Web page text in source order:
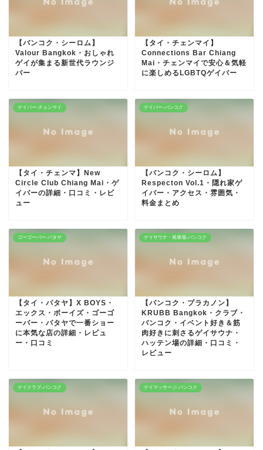
【バンコク・シーロム】
Valour Bangkok・おしゃれ
ゲイが集まる新世代ラウンジ
バー
【タイ・チェンマイ】
Connections Bar Chiang
Mai・チェンマイで安心＆気軽
に楽しめるLGBTQゲイバー
ゲイバー-チェンマイ
【タイ・チェンマ】New
Circle Club Chiang Mai・ゲ
イバーの詳細・口コミ・レビ
ュー
ゲイバー-バンコク
【バンコク・シーロム】
Respecton Vol.1・隠れ家ゲ
イバー・アクセス・雰囲気・
料金まとめ
ゴーゴーバー-パタヤ
【タイ・パタヤ】X BOYS・
エックス・ボーイズ・ゴーゴ
ーバー・パタヤで一番ショー
に本気な店の詳細・レビュ
ー・口コミ
ゲイサウナ・発展場-バンコク
【バンコク・プラカノン】
KRUBB Bangkok・クラブ・
バンコク・イベント好き＆筋
肉好きに刺さるゲイサウナ・
ハッテン場の詳細・口コミ・
レビュー
ゲイクラブ-バンコク ゲイマッサージ-バンコク